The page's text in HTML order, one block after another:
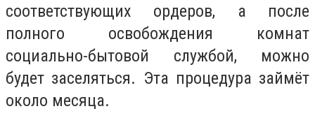
соответствующих ордеров, а после
полного освобождения комнат
социально-бытовой службой, можно
будет заселяться. Эта процедура займёт
около месяца.